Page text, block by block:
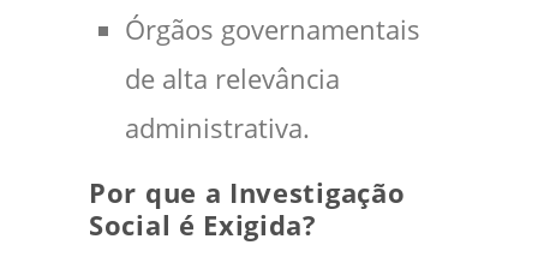
Órgãos governamentais
de alta relevância
administrativa.
Por que a Investigação
Social é Exigida?